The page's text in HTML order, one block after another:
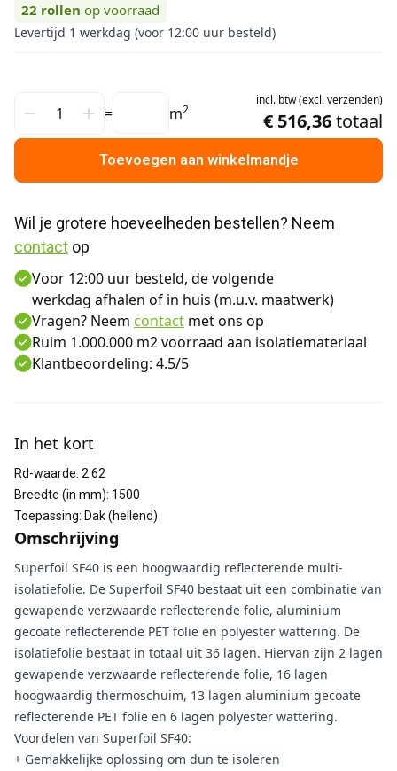
22 rollen op voorraad
Levertijd 1 werkdag (voor 12:00 uur besteld)
= m2
incl. btw(excl.verzenden)
€ 516,36totaal
Toevoegen aan winkelmandje
contact op
Voor 12:00 uur besteld, de volgende
werkdag afhalen of in huis (m.u.v. maatwerk)
Vragen? Neem contact met ons op
Ruim 1.000.000 m2 voorraad aan isolatiemateriaal
Klantbeoordeling: 4.5/5
In het kort
Rd-waarde: 2.62
Breedte (in mm): 1500
Toepassing: Dak (hellend)
Omschrijving
Superfoil SF40 is een hoogwaardig reflecterende multi-
isolatiefolie. De Superfoil SF40 bestaat uit een combinatie van
gewapende verzwaarde reflecterende folie, aluminium
gecoate reflecterende PET folie en polyester wattering. De
isolatiefolie bestaat in totaal uit 36 lagen. Hiervan zijn 2 lagen
gewapende verzwaarde reflecterende folie, 16 lagen
hoogwaardig thermoschuim, 13 lagen aluminium gecoate
reflecterende PET folie en 6 lagen polyester wattering.
Voordelen van Superfoil SF40:
+ Gemakkelijke oplossing om dun te isoleren